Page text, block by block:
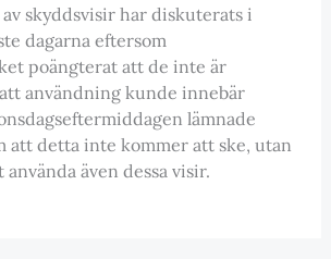
skyddsvisir har diskuterats i
dagarna eftersom
poängterat att de inte är
användning kunde innebär
lämnade
att detta inte kommer att ske, utan
även dessa visir.